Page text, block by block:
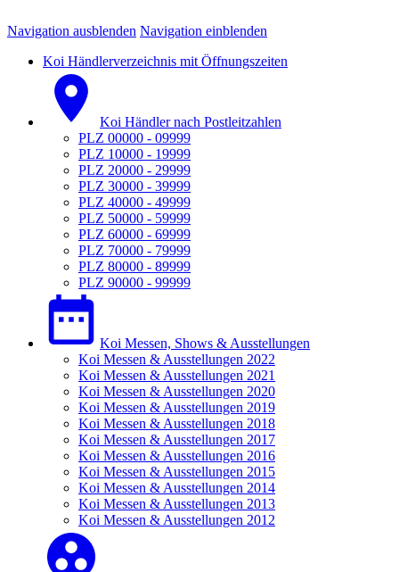
Navigation ausblenden Navigation einblenden
Koi Händlerverzeichnis mit Öffnungszeiten
Koi Händler nach Postleitzahlen
PLZ 00000 - 09999
PLZ 10000 - 19999
PLZ 20000 - 29999
PLZ 30000 - 39999
PLZ 40000 - 49999
PLZ 50000 - 59999
PLZ 60000 - 69999
PLZ 70000 - 79999
PLZ 80000 - 89999
PLZ 90000 - 99999
Koi Messen, Shows & Ausstellungen
Koi Messen & Ausstellungen 2022
Koi Messen & Ausstellungen 2021
Koi Messen & Ausstellungen 2020
Koi Messen & Ausstellungen 2019
Koi Messen & Ausstellungen 2018
Koi Messen & Ausstellungen 2017
Koi Messen & Ausstellungen 2016
Koi Messen & Ausstellungen 2015
Koi Messen & Ausstellungen 2014
Koi Messen & Ausstellungen 2013
Koi Messen & Ausstellungen 2012